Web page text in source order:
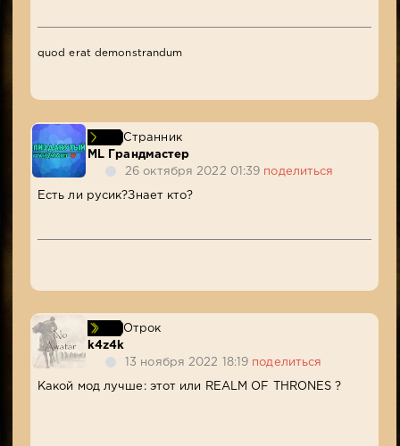
quod erat demonstrandum
Странник
ML Грандмастер
26 октября 2022 01:39 поделиться
Есть ли русик?Знает кто?
Отрок
k4z4k
13 ноября 2022 18:19 поделиться
Какой мод лучше: этот или REALM OF THRONES ?